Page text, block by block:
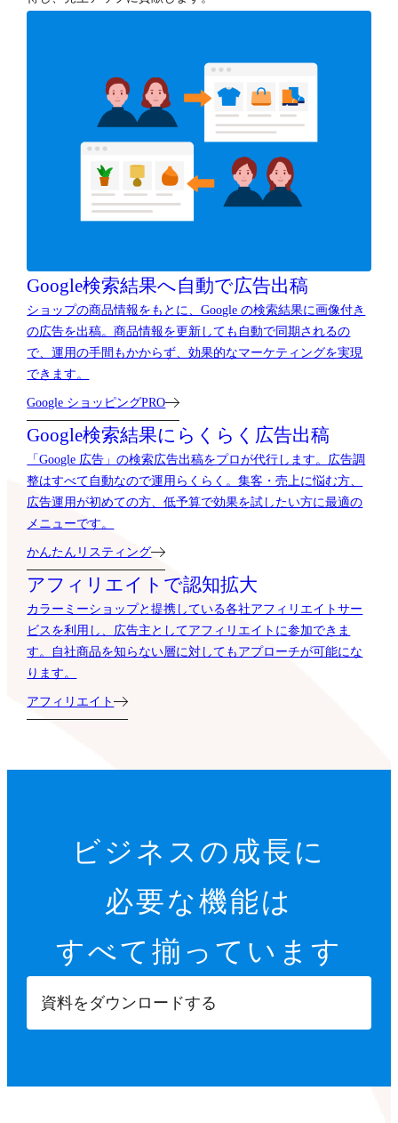
Google検索結果へ自動で広告出稿
ショップの商品情報をもとに、Google の検索結果に画像付き
の広告を出稿。商品情報を更新しても自動で同期されるの
で、運用の手間もかからず、効果的なマーケティングを実現
できます。
Google ショッピングPRO
Google検索結果に らくらく広告出稿
「Google 広告」の検索広告出稿をプロが代行します。広告調
整はすべて自動なので運用らくらく。集客・売上に悩む方、
広告運用が初めての方、低予算で効果を試したい方に最適の
メニューです。
かんたんリスティング
アフィリエイトで認知拡大
カラーミーショップと提携している各社アフィリエイトサー
ビスを利用し、広告主としてアフィリエイトに参加できま
す。自社商品を知らない層に対してもアプローチが可能にな
ります。
アフィリエイト
ビジネスの成長に
必要な機能は
すべて揃っています
資料をダウンロードする